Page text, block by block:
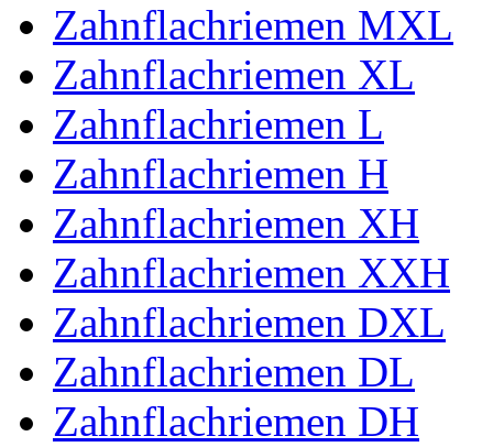
Zahnflachriemen MXL
Zahnflachriemen XL
Zahnflachriemen L
Zahnflachriemen H
Zahnflachriemen XH
Zahnflachriemen XXH
Zahnflachriemen DXL
Zahnflachriemen DL
Zahnflachriemen DH